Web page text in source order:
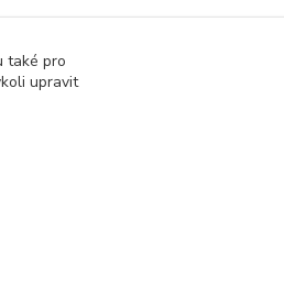
také pro
upravit